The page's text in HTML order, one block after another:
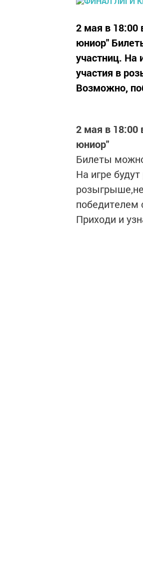
2 мая в 18:00
юниор"
участниц. На
участия в
Возможно,
2 мая в 18:00
юниор"
Билеты
На игре
Приходи и